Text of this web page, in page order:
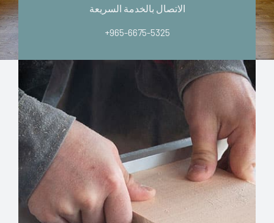
الاتصال بالخدمة السريعة
+965-6675-5325